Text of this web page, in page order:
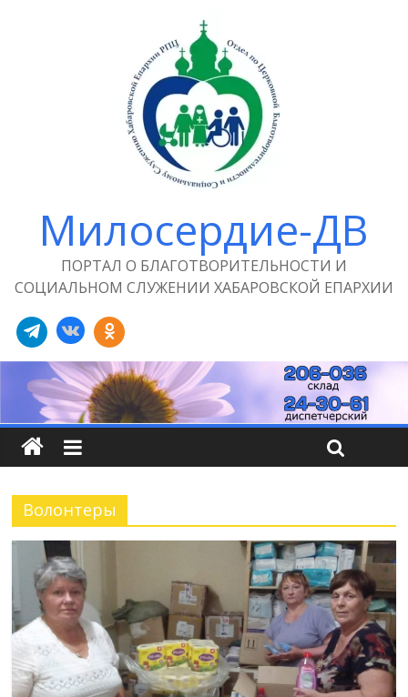
Милосердие-ДВ
ПОРТАЛ О БЛАГОТВОРИТЕЛЬНОСТИ И
СОЦИАЛЬНОМ СЛУЖЕНИИ ХАБАРОВСКОЙ ЕПАРХИИ
Волонтеры